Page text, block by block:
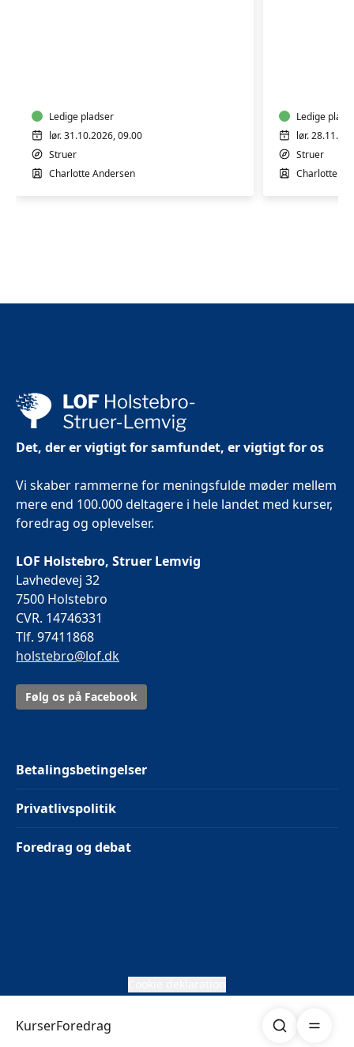
KurserForedrag Søg
alleLedige pladser
lør. 31.10.2026, 09.00
Struer
Charlotte Andersen
alleLedige
lør.
Struer
Charlotte
Det, der er vigtigt for samfundet, er vigtigt for os
Vi skaber rammerne for meningsfulde møder mellem
mere end 100.000 deltagere i hele landet med kurser,
foredrag og oplevelser.
LOF Holstebro, Struer Lemvig
Lavhedevej 32
7500 Holstebro
CVR. 14746331
Tlf. 97411868
holstebro@lof.dk
Følg os på Facebook
Betalingsbetingelser
Privatlivspolitik
Foredrag og debat